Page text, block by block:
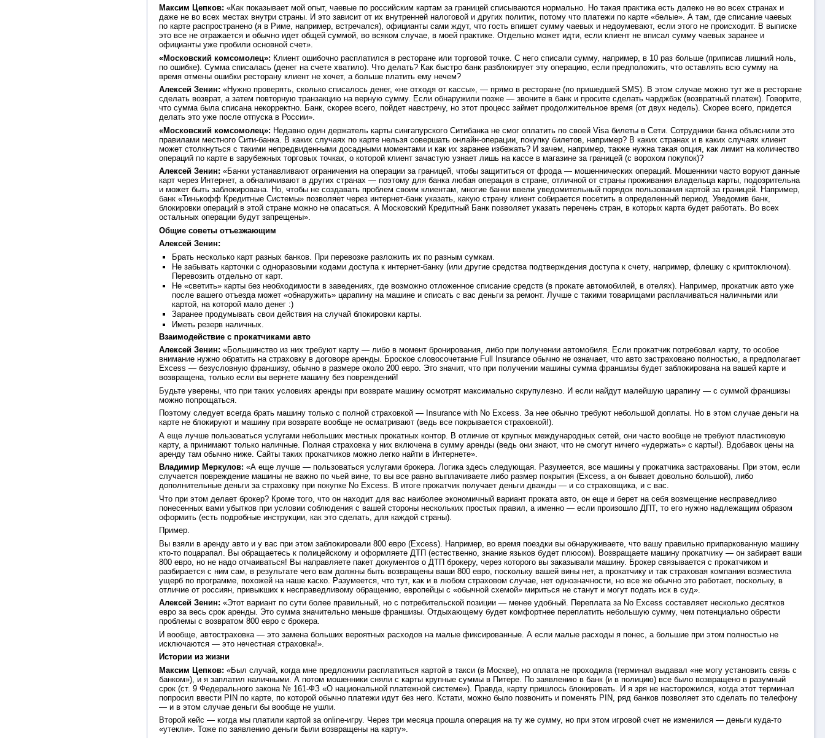
Максим Цепков: «Как показывает мой опыт, чаевые по российским картам за границей списываются нормально. Но такая практика есть далеко не во всех странах и
даже не во всех местах внутри страны. И это зависит от их внутренней налоговой и других политик, потому что платежи по карте «белые». А там, где списание чаевых
по карте распространено (я в Риме, например, встречался), официанты сами ждут, что гость впишет сумму чаевых и недоумевают, если этого не происходит. В выписке
это все не отражается и обычно идет общей суммой, во всяком случае, в моей практике. Отдельно может идти, если клиент не вписал сумму чаевых заранее и
официанты уже пробили основной счет».
«Московский комсомолец»: Клиент ошибочно расплатился в ресторане или торговой точке. С него списали сумму, например, в 10 раз больше (приписав лишний ноль,
по ошибке). Сумма списалась (денег на счете хватило). Что делать? Как быстро банк разблокирует эту операцию, если предположить, что оставлять всю сумму на
время отмены ошибки ресторану клиент не хочет, а больше платить ему нечем?
Алексей Зенин: «Нужно проверять, сколько списалось денег, «не отходя от кассы», — прямо в ресторане (по пришедшей SMS). В этом случае можно тут же в ресторане
сделать возврат, а затем повторную транзакцию на верную сумму. Если обнаружили позже — звоните в банк и просите сделать чарджбэк (возвратный платеж). Говорите,
что сумма была списана некорректно. Банк, скорее всего, пойдет навстречу, но этот процесс займет продолжительное время (от двух недель). Скорее всего, придется
делать это уже после отпуска в России».
«Московский комсомолец»: Недавно один держатель карты сингапурского Ситибанка не смог оплатить по своей Visa билеты в Сети. Сотрудники банка объяснили это
правилами местного Сити-банка. В каких случаях по карте нельзя совершать онлайн-операции, покупку билетов, например? В каких странах и в каких случаях клиент
может столкнуться с такими непредвиденными досадными моментами и как их заранее избежать? И зачем, например, также нужна такая опция, как лимит на количество
операций по карте в зарубежных торговых точках, о которой клиент зачастую узнает лишь на кассе в магазине за границей (с ворохом покупок)?
Алексей Зенин: «Банки устанавливают ограничения на операции за границей, чтобы защититься от фрода — мошеннических операций. Мошенники часто воруют данные
карт через Интернет, а обналичивают в других странах — поэтому для банка любая операция в стране, отличной от страны проживания владельца карты, подозрительна
и может быть заблокирована. Но, чтобы не создавать проблем своим клиентам, многие банки ввели уведомительный порядок пользования картой за границей. Например,
банк «Тинькофф Кредитные Системы» позволяет через интернет-банк указать, какую страну клиент собирается посетить в определенный период. Уведомив банк,
блокировки операций в этой стране можно не опасаться. А Московский Кредитный Банк позволяет указать перечень стран, в которых карта будет работать. Во всех
остальных операции будут запрещены».
Общие советы отъезжающим
Алексей Зенин:
Брать несколько карт разных банков. При перевозке разложить их по разным сумкам.
Не забывать карточки с одноразовыми кодами доступа к интернет-банку (или другие средства подтверждения доступа к счету, например, флешку с криптоключом).
Перевозить отдельно от карт.
Не «светить» карты без необходимости в заведениях, где возможно отложенное списание средств (в прокате автомобилей, в отелях). Например, прокатчик авто уже
после вашего отъезда может «обнаружить» царапину на машине и списать с вас деньги за ремонт. Лучше с такими товарищами расплачиваться наличными или
картой, на которой мало денег :)
Заранее продумывать свои действия на случай блокировки карты.
Иметь резерв наличных.
Взаимодействие с прокатчиками авто
Алексей Зенин: «Большинство из них требуют карту — либо в момент бронирования, либо при получении автомобиля. Если прокатчик потребовал карту, то особое
внимание нужно обратить на страховку в договоре аренды. Броское словосочетание Full Insurance обычно не означает, что авто застраховано полностью, а предполагает
Excess — безусловную франшизу, обычно в размере около 200 евро. Это значит, что при получении машины сумма франшизы будет заблокирована на вашей карте и
возвращена, только если вы вернете машину без повреждений!
Будьте уверены, что при таких условиях аренды при возврате машину осмотрят максимально скрупулезно. И если найдут малейшую царапину — с суммой франшизы
можно попрощаться.
Поэтому следует всегда брать машину только с полной страховкой — Insurance with No Excess. За нее обычно требуют небольшой доплаты. Но в этом случае деньги на
карте не блокируют и машину при возврате вообще не осматривают (ведь все покрывается страховкой!).
А еще лучше пользоваться услугами небольших местных прокатных контор. В отличие от крупных международных сетей, они часто вообще не требуют пластиковую
карту, а принимают только наличные. Полная страховка у них включена в сумму аренды (ведь они знают, что не смогут ничего «удержать» с карты!). Вдобавок цены на
аренду там обычно ниже. Сайты таких прокатчиков можно легко найти в Интернете».
Владимир Меркулов: «А еще лучше — пользоваться услугами брокера. Логика здесь следующая. Разумеется, все машины у прокатчика застрахованы. При этом, если
случается повреждение машины не важно по чьей вине, то вы все равно выплачиваете либо размер покрытия (Excess, а он бывает довольно большой), либо
дополнительные деньги за страховку при покупке No Excess. В итоге прокатчик получает деньги дважды — и со страховщика, и с вас.
Что при этом делает брокер? Кроме того, что он находит для вас наиболее экономичный вариант проката авто, он еще и берет на себя возмещение несправедливо
понесенных вами убытков при условии соблюдения с вашей стороны нескольких простых правил, а именно — если произошло ДПТ, то его нужно надлежащим образом
оформить (есть подробные инструкции, как это сделать, для каждой страны).
Пример.
Вы взяли в аренду авто и у вас при этом заблокировали 800 евро (Excess). Например, во время поездки вы обнаруживаете, что вашу правильно припаркованную машину
кто-то поцарапал. Вы обращаетесь к полицейскому и оформляете ДТП (естественно, знание языков будет плюсом). Возвращаете машину прокатчику — он забирает ваши
800 евро, но не надо отчаиваться! Вы направляете пакет документов о ДТП брокеру, через которого вы заказывали машину. Брокер связывается с прокатчиком и
разбирается с ним сам, в результате чего вам должны быть возвращены ваши 800 евро, поскольку вашей вины нет, а прокатчику и так страховая компания возместила
ущерб по программе, похожей на наше каско. Разумеется, что тут, как и в любом страховом случае, нет однозначности, но все же обычно это работает, поскольку, в
отличие от россиян, привыкших к несправедливому обращению, европейцы с «обычной схемой» мириться не станут и могут подать иск в суд».
Алексей Зенин: «Этот вариант по сути более правильный, но с потребительской позиции — менее удобный. Переплата за No Excess составляет несколько десятков
евро за весь срок аренды. Это сумма значительно меньше франшизы. Отдыхающему будет комфортнее переплатить небольшую сумму, чем потенциально обрести
проблемы с возвратом 800 евро с брокера.
И вообще, автостраховка — это замена больших вероятных расходов на малые фиксированные. А если малые расходы я понес, а большие при этом полностью не
исключаются — это нечестная страховка!».
Истории из жизни
Максим Цепков: «Был случай, когда мне предложили расплатиться картой в такси (в Москве), но оплата не проходила (терминал выдавал «не могу установить связь с
банком»), и я заплатил наличными. А потом мошенники сняли с карты крупные суммы в Питере. По заявлению в банк (и в полицию) все было возвращено в разумный
срок (ст. 9 Федерального закона № 161-ФЗ «О национальной платежной системе»). Правда, карту пришлось блокировать. И я зря не насторожился, когда этот терминал
попросил ввести PIN по карте, по которой обычно платежи идут без него. Кстати, можно было позвонить и поменять PIN, ряд банков позволяет это сделать по телефону
— и в этом случае деньги бы вообще не ушли.
Второй кейс — когда мы платили картой за online-игру. Через три месяца прошла операция на ту же сумму, но при этом игровой счет не изменился — деньги куда-то
«утекли». Тоже по заявлению деньги были возвращены на карту».